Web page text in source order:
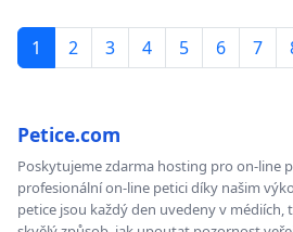
1 2 3 4 5 6 7
Petice.com
Poskytujeme zdarma hosting pro on-line
profesionální on-line petici díky našim
petice jsou každý den uvedeny v médiích,